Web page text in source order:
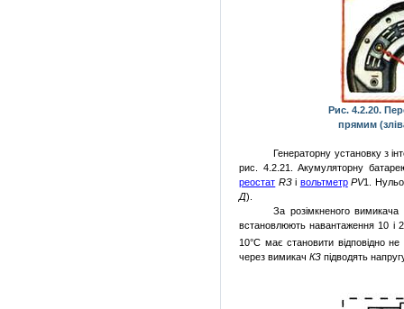
Рис. 4.2.20.
прямим
Генераторну установку з
рис. 4.2.21. Акумуляторну
реостат RЗі вольтметр РV1.
Д).
За розімкненого вимикача
встановлюють навантаження 10 і
10°С має становити відповідно
через вимикачКЗ підводять